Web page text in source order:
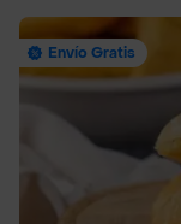
Envío Gratis